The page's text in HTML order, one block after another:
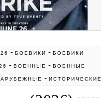
- БОЕВИКИ - БОЕВИКИ
- ВОЕННЫЕ - ВОЕННЫЕ
-ИСТОРИЧЕСКИЕ